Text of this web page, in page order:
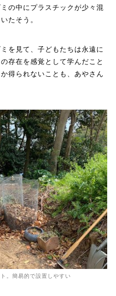
の中にプラスチックが少々混
たそう。
を見て、子どもたちは永遠に
存在を感覚として学んだこと
得られないことも、あやさん
。簡易的で設置しやすい